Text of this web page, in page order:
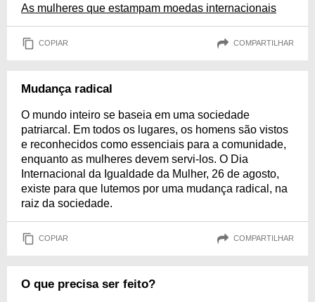
As mulheres que estampam moedas internacionais
COPIAR COMPARTILHAR
Mudança radical
O mundo inteiro se baseia em uma sociedade
patriarcal. Em todos os lugares, os homens são vistos
e reconhecidos como essenciais para a comunidade,
enquanto as mulheres devem servi-los. O Dia
Internacional da Igualdade da Mulher, 26 de agosto,
existe para que lutemos por uma mudança radical, na
raiz da sociedade.
COPIAR COMPARTILHAR
O que precisa ser feito?